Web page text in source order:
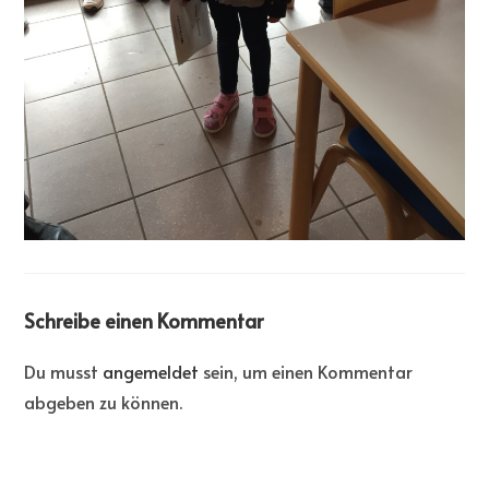
Schreibe einen Kommentar
Du musst angemeldet sein, um einen Kommentar
abgeben zu können.